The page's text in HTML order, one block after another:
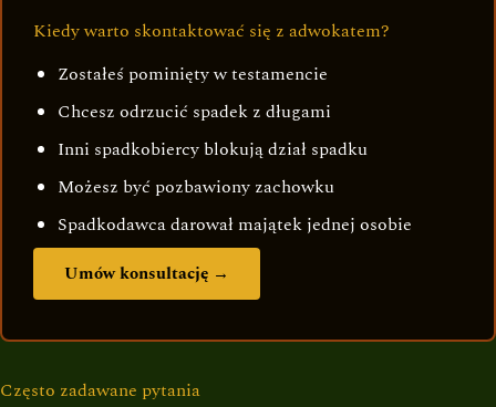
Kiedy warto skontaktować się z adwokatem?
Zostałeś pominięty w testamencie
Chcesz odrzucić spadek z długami
Inni spadkobiercy blokują dział spadku
Możesz być pozbawiony zachowku
Spadkodawca darował majątek jednej osobie
Umów konsultację →
Często zadawane pytania